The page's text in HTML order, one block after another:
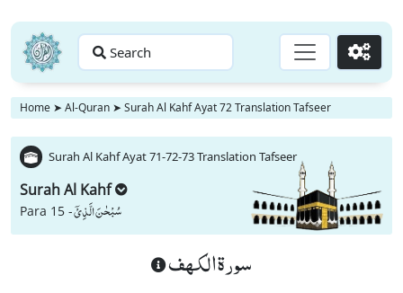
Search Go
Home ➤ Al-Quran ➤ Surah Al Kahf Ayat 72 Translation Tafseer
Surah Al Kahf Ayat 71-72-73 Translation Tafseer
Surah Al Kahf
Para 15 -سُبْحٰنَ الَّذِیْۤ
سورة الكهف